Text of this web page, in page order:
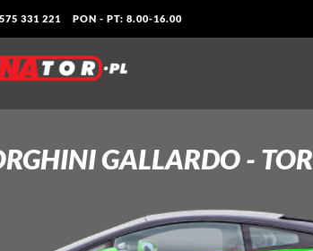
575 331 221 PON - PT: 8.00-16.00
GALLARDO - TOR